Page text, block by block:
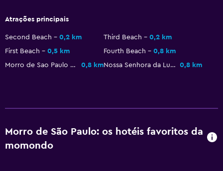
Saúde e segurança
Limpeza diária
Multimédia e entretenimento
TV de ecrã plano
Atrações principais
Second Beach 0,2 km Third Beach
0,2 km
First Beach
0,5 km Fourth Beach
0,8 km
Morro de Sao Paulo Lighthouse
0,8 km Nossa Senhora da Luz Church 0,8 km
Morro de São Paulo: os hotéis favoritos da
momondo